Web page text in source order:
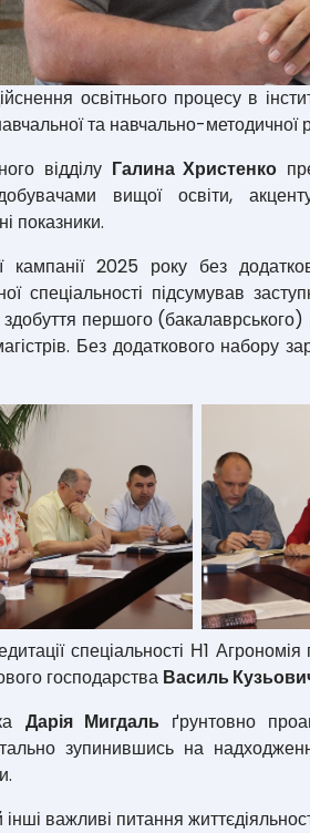
освітнього процесу в
та навчально-методичної
відділу Галина Христенко
вищої освіти,
показники.
2025 року без
спеціальності підсумував
першого
Без додаткового набору
спеціальності Н1
господарства Василь
Дарія Мигдаль ґрунтовно
зупинившись на
важливі питання